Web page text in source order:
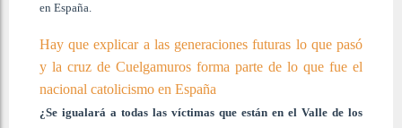
en España.
Hay que explicar a las generaciones futuras lo que pasó
y la cruz de Cuelgamuros forma parte de lo que fue el
nacional catolicismo en España
¿Se igualará a todas las víctimas que están en el Valle de los